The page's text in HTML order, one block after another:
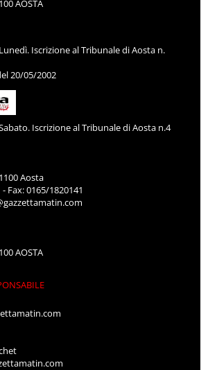
AOSTA
Iscrizione al Tribunale di Aosta n.
20/05/2002
Iscrizione al Tribunale di Aosta n.4
Aosta
Fax: 0165/1820141
AOSTA